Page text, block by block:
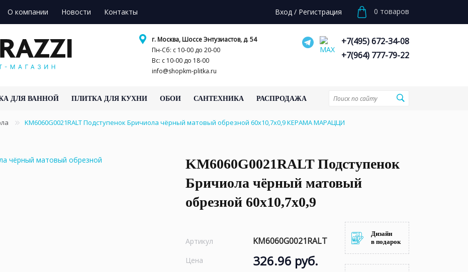
О компании Новости Контакты Вход / Регистрация 0 товаров
г. Москва, Шоссе Энтузиастов, д. 54
Пн-Сб: с 10-00 до 20-00
Вс: с 10-00 до 18-00
info@shopkm-plitka.ru
+7(495) 672-34-08
+7(964) 777-79-22
ДЛЯ ВАННОЙ ПЛИТКА ДЛЯ КУХНИ ОБОИ САНТЕХНИКА РАСПРОДАЖА
KM6060G0021RALT Подступенок Бричиола чёрный матовый обрезной 60x10,7x0,9 КЕРАМА МАРАЦЦИ
KM6060G0021RALT Подступенок
Бричиола чёрный матовый
обрезной 60x10,7x0,9
Артикул KM6060G0021RALT
Цена 326.96 руб.
Дизайн
в подарок